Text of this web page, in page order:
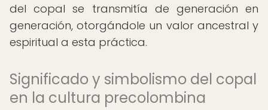
del copal se transmitía de generación en
generación, otorgándole un valor ancestral y
espiritual a esta práctica.
Significado y simbolismo del copal
en la cultura precolombina